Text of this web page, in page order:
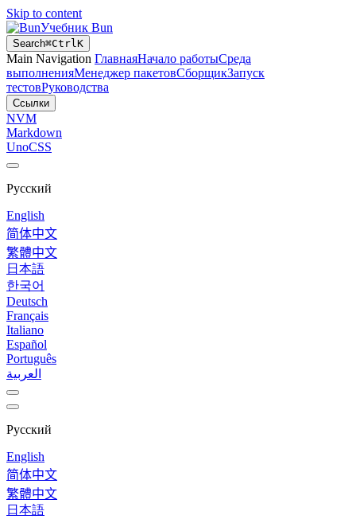
Skip to content
Учебник Bun
Search⌘CtrlK
Main Navigation ГлавнаяНачало работыСреда
выполненияМенеджер пакетовСборщикЗапуск
тестовРуководства
Ссылки
NVM
Markdown
UnoCSS
Русский
English
简体中文
繁體中文
日本語
한국어
Deutsch
Français
Italiano
Español
Português
العربية
Русский
English
简体中文
繁體中文
日本語